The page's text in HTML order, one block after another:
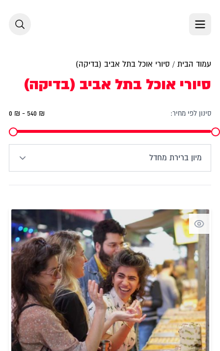
עמוד הבית / סיורי אוכל בתל אביב (בדיקה)
סיורי אוכל בתל אביב (בדיקה)
סינון לפי מחיר: 0 ₪ - 540 ₪
מיון ברירת מחדל